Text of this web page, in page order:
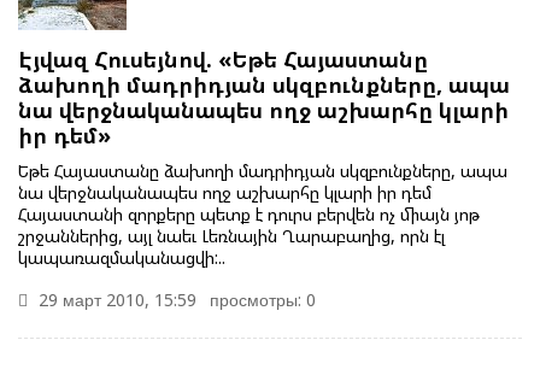
Էյվազ Հուսեյնով. «Եթե Հայաստանը
ձախողի մադրիդյան սկզբունքները, ապա
նա վերջնականապես ողջ աշխարհը կլարի
իր դեմ»
Եթե Հայաստանը ձախողի մադրիդյան սկզբունքները, ապա
նա վերջնականապես ողջ աշխարհը կլարի իր դեմ
Հայաստանի զորքերը պետք է դուրս բերվեն ոչ միայն յոթ
շրջաններից, այլ նաեւ Լեռնային Ղարաբաղից, որն էլ
կապառազմականացվի:..
29 март 2010, 15:59
просмотры: 0